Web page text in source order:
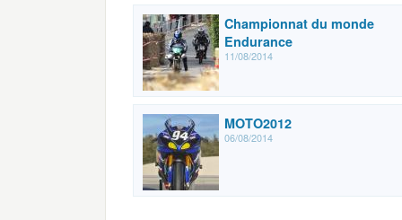
Championnat du monde
Endurance
11/08/2014
MOTO2012
06/08/2014